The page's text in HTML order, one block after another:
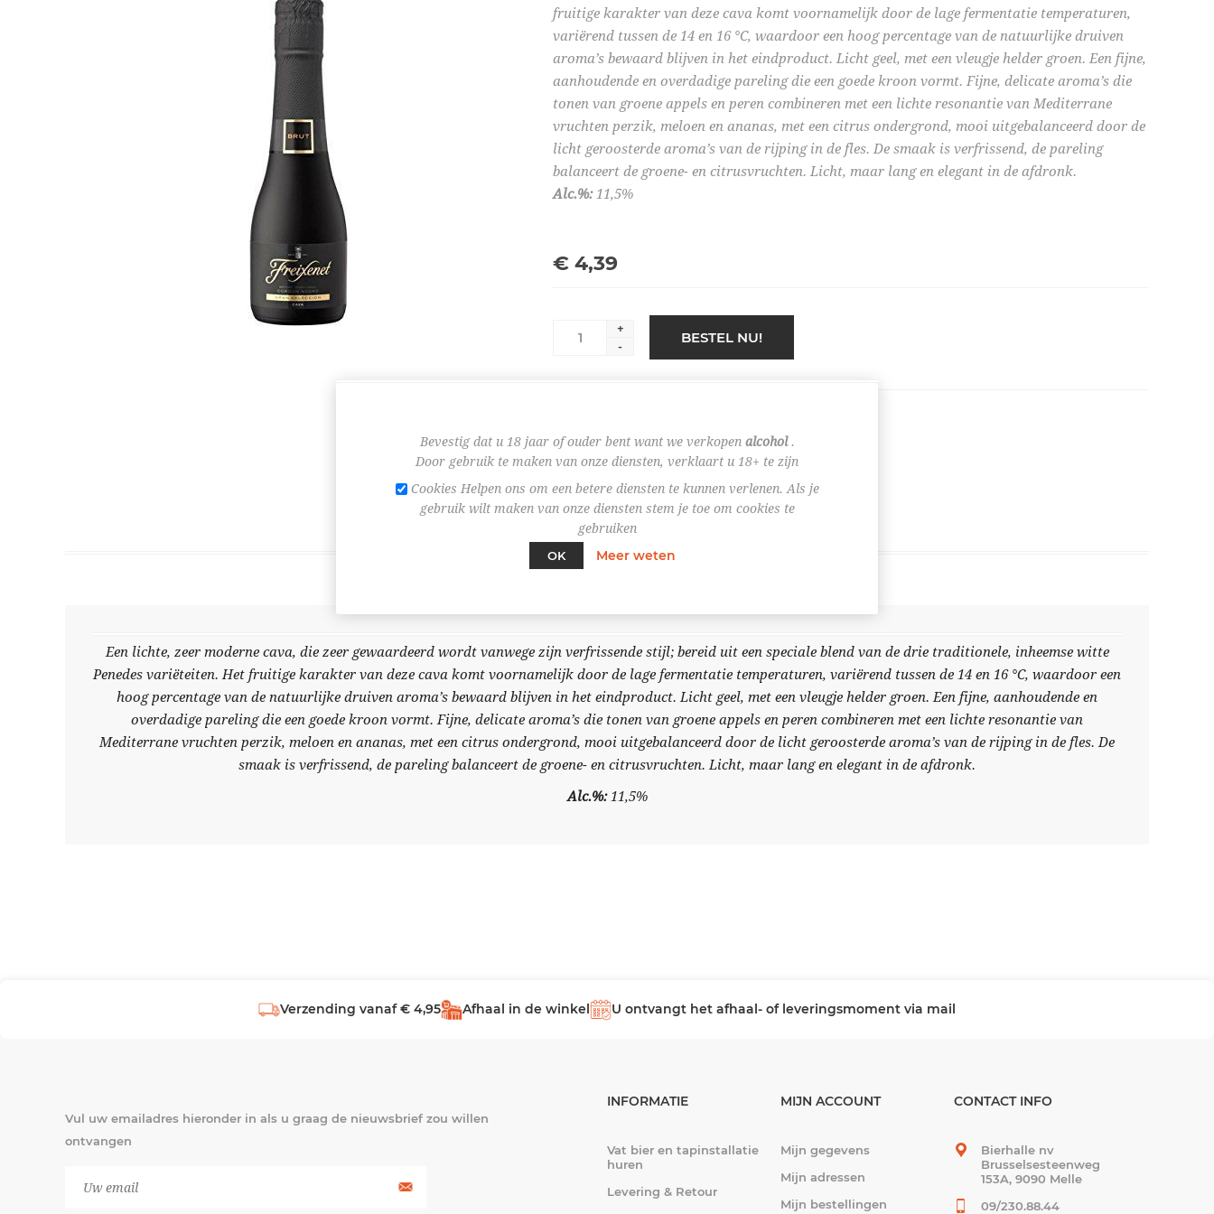
fruitige karakter van deze cava komt voornamelijk door de lage fermentatie temperaturen,
variërend tussen de 14 en 16 °C, waardoor een hoog percentage van de natuurlijke druiven
aroma’s bewaard blijven in het eindproduct. Licht geel, met een vleugje helder groen. Een fijne,
aanhoudende en overdadige pareling die een goede kroon vormt. Fijne, delicate aroma’s die
tonen van groene appels en peren combineren met een lichte resonantie van Mediterrane
vruchten perzik, meloen en ananas, met een citrus ondergrond, mooi uitgebalanceerd door de
licht geroosterde aroma’s van de rijping in de fles. De smaak is verfrissend, de pareling
balanceert de groene- en citrusvruchten. Licht, maar lang en elegant in de afdronk.
Alc.%:11,5%
€ 4,39
+
-
BESTEL NU!
Een lichte, zeer moderne cava, die zeer gewaardeerd wordt vanwege zijn verfrissende stijl; bereid uit een speciale blend van de drie traditionele, inheemse witte
Penedes variëteiten. Het fruitige karakter van deze cava komt voornamelijk door de lage fermentatie temperaturen, variërend tussen de 14 en 16 °C, waardoor een
hoog percentage van de natuurlijke druiven aroma’s bewaard blijven in het eindproduct. Licht geel, met een vleugje helder groen. Een fijne, aanhoudende en
overdadige pareling die een goede kroon vormt. Fijne, delicate aroma’s die tonen van groene appels en peren combineren met een lichte resonantie van
Mediterrane vruchten perzik, meloen en ananas, met een citrus ondergrond, mooi uitgebalanceerd door de licht geroosterde aroma’s van de rijping in de fles. De
smaak is verfrissend, de pareling balanceert de groene- en citrusvruchten. Licht, maar lang en elegant in de afdronk.
Alc.%:11,5%
Verzending vanaf € 4,95 Afhaal in de winkel U ontvangt het afhaal- of leveringsmoment via mail
Vul uw emailadres hieronder in als u graag de nieuwsbrief zou willen
ontvangen
INFORMATIE
Vat bier en tapinstallatie
huren
Levering & Retour
MIJN ACCOUNT
Mijn gegevens
Mijn adressen
Mijn bestellingen
CONTACT INFO
Bierhalle nv
Brusselsesteenweg
153A, 9090 Melle
09/230.88.44
Bevestig dat u 18 jaar of ouder bent want we verkopen alcohol.
Door gebruik te maken van onze diensten, verklaart u 18+ te zijn
Cookies Helpen ons om een betere diensten te kunnen verlenen. Als je
gebruik wilt maken van onze diensten stem je toe om cookies te
gebruiken
OK
Meer weten